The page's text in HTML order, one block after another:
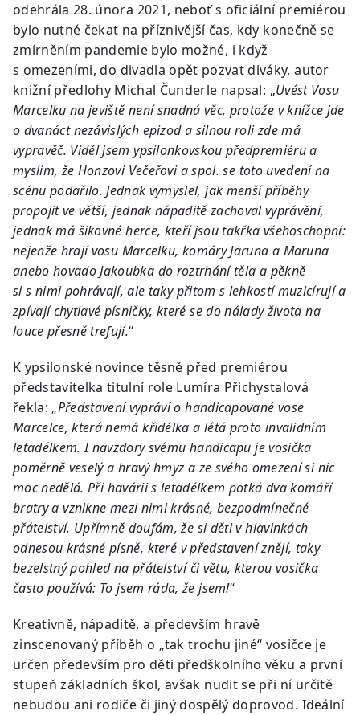
odehrála 28. února 2021, neboť s oficiální premiérou
bylo nutné čekat na příznivější čas, kdy konečně se
zmírněním pandemie bylo možné, i když
s omezeními, do divadla opět pozvat diváky, autor
knižní předlohy Michal Čunderle napsal: „Uvést Vosu
Marcelku na jeviště není snadná věc, protože v knížce jde
o dvanáct nezávislých epizod a silnou roli zde má
vypravěč. Viděl jsem ypsilonkovskou předpremiéru a
myslím, že Honzovi Večeřovi a spol. se toto uvedení na
scénu podařilo. Jednak vymyslel, jak menší příběhy
propojit ve větší, jednak nápaditě zachoval vyprávění,
jednak má šikovné herce, kteří jsou takřka všehoschopní:
nejenže hrají vosu Marcelku, komáry Jaruna a Maruna
anebo hovado Jakoubka do roztrhání těla a pěkně
si s nimi pohrávají, ale taky přitom s lehkostí muzicírují a
zpívají chytlavé písničky, které se do nálady života na
louce přesně trefují.“
K ypsilonské novince těsně před premiérou
představitelka titulní role Lumíra Přichystalová
řekla: „Představení vypráví o handicapované vose
Marcelce, která nemá křidélka a létá proto invalidním
letadélkem. I navzdory svému handicapu je vosička
poměrně veselý a hravý hmyz a ze svého omezení si nic
moc nedělá. Při havárii s letadélkem potká dva komáří
bratry a vznikne mezi nimi krásné, bezpodmínečné
přátelství. Upřímně doufám, že si děti v hlavinkách
odnesou krásné písně, které v představení znějí, taky
bezelstný pohled na přátelství či větu, kterou vosička
často používá: To jsem ráda, že jsem!“
Kreativně, nápaditě, a především hravě
zinscenovaný příběh o „tak trochu jiné“ vosičce je
určen především pro děti předškolního věku a první
stupeň základních škol, avšak nudit se při ní určitě
nebudou ani rodiče či jiný dospělý doprovod. Ideální